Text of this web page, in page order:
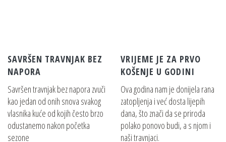
SAVRŠEN TRAVNJAK BEZ
NAPORA
Savršen travnjak bez napora zvuči
kao jedan od onih snova svakog
vlasnika kuće od kojih često brzo
odustanemo nakon početka
sezone
VRIJEME JE ZA PRVO
KOŠENJE U GODINI
Ova godina nam je donijela rana
zatopljenja i već dosta lijepih
dana, što znači da se priroda
polako ponovo budi, a s njom i
naši travnjaci.